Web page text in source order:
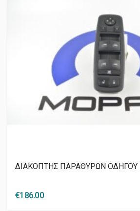
ΔΙΑΚΟΠΤΗΣ ΠΑΡΑΘΥΡΩΝ ΟΔΗΓΟΥ
€186.00